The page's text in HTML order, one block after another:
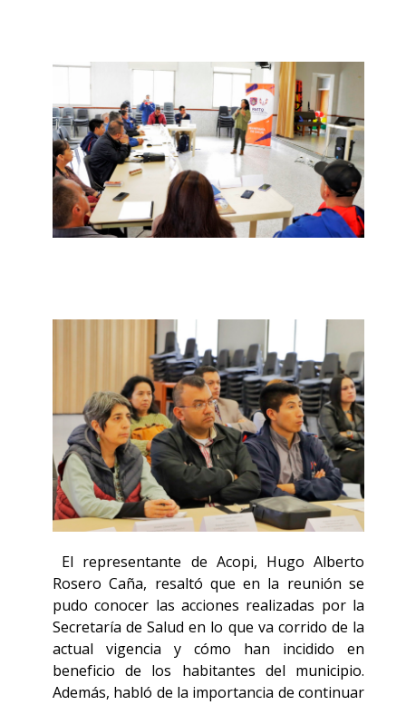
El representante de Acopi, Hugo Alberto
Rosero Caña, resaltó que en la reunión se
pudo conocer las acciones realizadas por la
Secretaría de Salud en lo que va corrido de la
actual vigencia y cómo han incidido en
beneficio de los habitantes del municipio.
Además, habló de la importancia de continuar